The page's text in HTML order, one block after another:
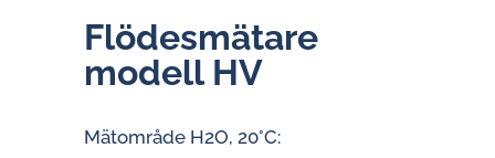
Flö­des­mä­ta­re
modell HV
Mätområde H2O, 20°C: